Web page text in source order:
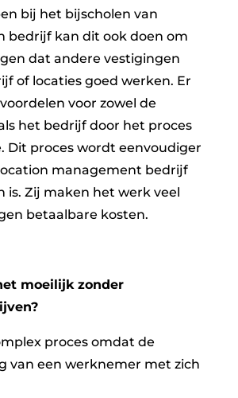
bij het bijscholen van
bedrijf kan dit ook doen om
dat andere vestigingen
of locaties goed werken. Er
voor zowel de
het bedrijf door het proces
Dit proces wordt eenvoudiger
management bedrijf
is. Zij maken het werk veel
betaalbare kosten.
moeilijk zonder
proces omdat de
van een werknemer met zich